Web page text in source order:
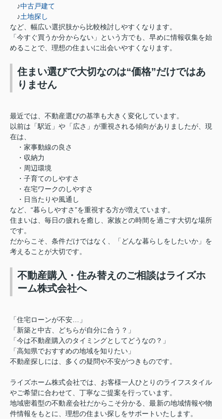
♪中古戸建て
♪土地探し
など、幅広い選択肢から比較検討しやすくなります。
「今すぐ買うか分からない」という方でも、早めに情報収集を始
めることで、理想の住まいに出会いやすくなります。
住まい選びで大切なのは“価格”だけではあ
りません
最近では、不動産選びの基準も大きく変化しています。
以前は「駅近」や「広さ」が重視される傾向がありましたが、現
在は、
・家事動線の良さ
・収納力
・周辺環境
・子育てのしやすさ
・在宅ワークのしやすさ
・日当たりや風通し
など、“暮らしやすさ”を重視する方が増えています。
住まいは、毎日の疲れを癒し、家族との時間を過ごす大切な場所
です。
だからこそ、条件だけではなく、「どんな暮らしをしたいか」を
考えることが大切です。
不動産購入・住み替えのご相談はライズホ
ーム株式会社へ
「住宅ローンが不安…」
「新築と中古、どちらが自分に合う？」
「今は不動産購入のタイミングとしてどうなの？」
「高知県でおすすめの地域を知りたい」
不動産探しには、多くの疑問や不安がつきものです。
ライズホーム株式会社では、お客様一人ひとりのライフスタイル
やご希望に合わせて、丁寧なご提案を行っています。
地域密着型の不動産会社だからこそ分かる、最新の地域情報や物
件情報をもとに、理想の住まい探しをサポートいたします。